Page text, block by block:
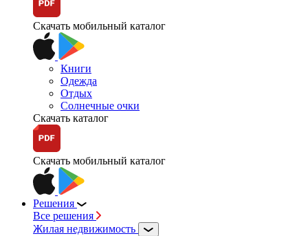
Скачать мобильный каталог
Книги
Одежда
Отдых
Солнечные очки
Скачать каталог
Скачать мобильный каталог
Решения
Все решения
Жилая недвижимость